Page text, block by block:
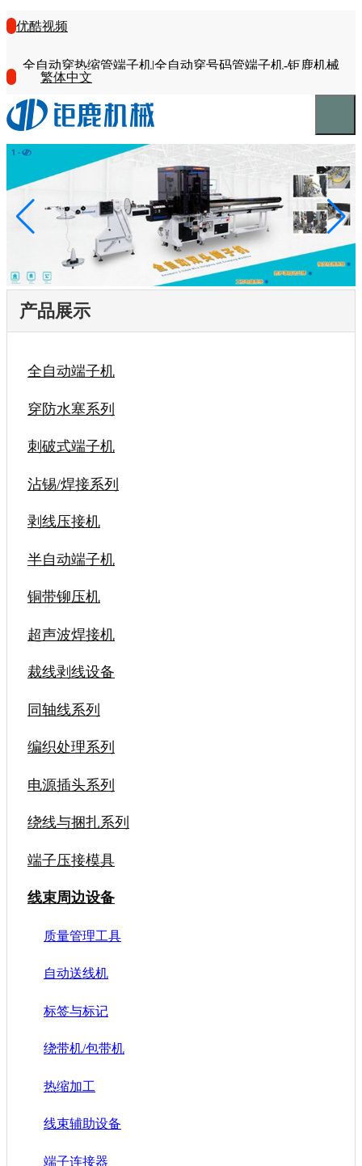
优酷视频
全自动穿热缩管端子机|全自动穿号码管端子机-钜鹿机械
繁体中文
产品展示
全自动端子机
穿防水塞系列
刺破式端子机
沾锡/焊接系列
剥线压接机
半自动端子机
铜带铆压机
超声波焊接机
裁线剥线设备
同轴线系列
编织处理系列
电源插头系列
绕线与捆扎系列
端子压接模具
线束周边设备
质量管理工具
自动送线机
标签与标记
绕带机/包带机
热缩加工
线束辅助设备
端子连接器